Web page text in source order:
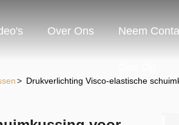
Over Ons Neem
> Drukverlichting Visco-elastische